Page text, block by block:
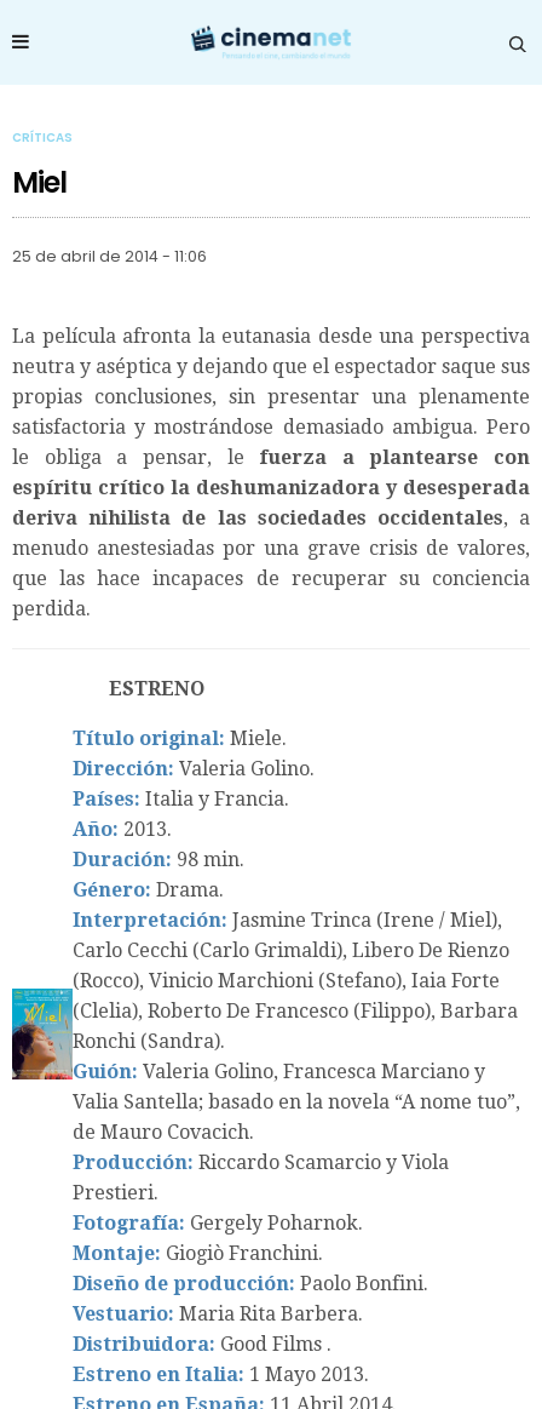
CRÍTICAS
Miel
25 de abril de 2014 - 11:06
La película afronta la eutanasia desde una perspectiva
neutra y aséptica y dejando que el espectador saque sus
propias conclusiones, sin presentar una plenamente
satisfactoria y mostrándose demasiado ambigua. Pero
le obliga a pensar, le fuerza a plantearse con
espíritu crítico la deshumanizadora y desesperada
deriva nihilista de las sociedades occidentales, a
menudo anestesiadas por una grave crisis de valores,
que las hace incapaces de recuperar su conciencia
perdida.
ESTRENO
Título original: Miele.
Dirección: Valeria Golino.
Países: Italia y Francia.
Año: 2013.
Duración: 98 min.
Género: Drama.
Interpretación: Jasmine Trinca (Irene / Miel),
Carlo Cecchi (Carlo Grimaldi), Libero De Rienzo
(Rocco), Vinicio Marchioni (Stefano), Iaia Forte
(Clelia), Roberto De Francesco (Filippo), Barbara
Ronchi (Sandra).
Guión: Valeria Golino, Francesca Marciano y
Valia Santella; basado en la novela “A nome tuo”,
de Mauro Covacich.
Producción: Riccardo Scamarcio y Viola
Prestieri.
Fotografía: Gergely Poharnok.
Montaje: Giogiò Franchini.
Diseño de producción: Paolo Bonfini.
Vestuario: Maria Rita Barbera.
Distribuidora: Good Films .
Estreno en Italia: 1 Mayo 2013.